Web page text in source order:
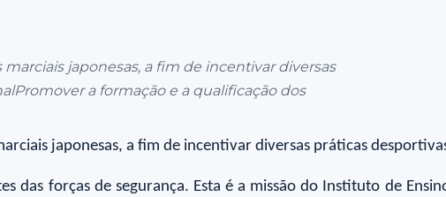
japonesas, a fim de incentivar diversas
a formação e a qualificação dos
japonesas, a fim de incentivar diversas práticas
das forças de segurança. Esta é a missão do Instituto de